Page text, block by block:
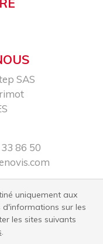
SAS​
86 50​
uniquement aux
sur les
les sites suivants
.